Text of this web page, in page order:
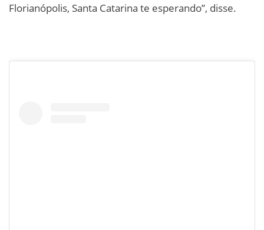
Florianópolis, Santa Catarina te esperando”, disse.